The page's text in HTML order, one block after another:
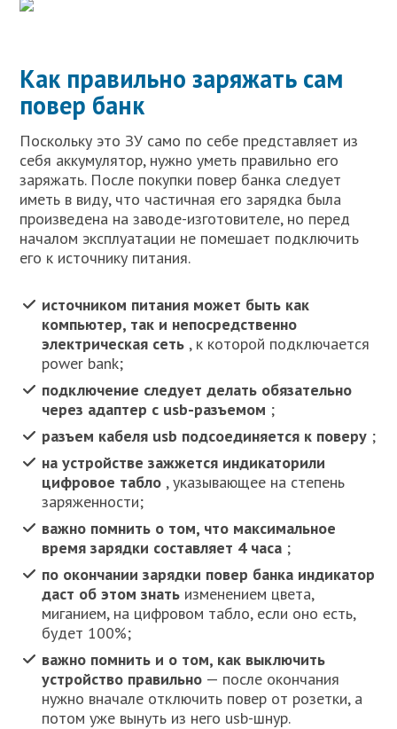
Как правильно заряжать сам
повер банк
Поскольку это ЗУ само по себе представляет из
себя аккумулятор, нужно уметь правильно его
заряжать. После покупки повер банка следует
иметь в виду, что частичная его зарядка была
произведена на заводе-изготовителе, но перед
началом эксплуатации не помешает подключить
его к источнику питания.
источником питания может быть как
компьютер, так и непосредственно
электрическая сеть , к которой подключается
power bank;
подключение следует делать обязательно
через адаптер с usb-разъемом ;
разъем кабеля usb подсоединяется к поверу ;
на устройстве зажжется индикаторили
цифровое табло , указывающее на степень
заряженности;
важно помнить о том, что максимальное
время зарядки составляет 4 часа ;
по окончании зарядки повер банка индикатор
даст об этом знать изменением цвета,
миганием, на цифровом табло, если оно есть,
будет 100%;
важно помнить и о том, как выключить
устройство правильно — после окончания
нужно вначале отключить повер от розетки, а
потом уже вынуть из него usb-шнур.